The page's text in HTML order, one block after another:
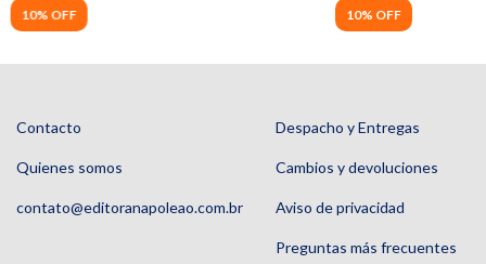
10% OFF 10% OFF
Contacto
Quienes somos
contato@editoranapoleao.com.br
Despacho y Entregas
Cambios y devoluciones
Aviso de privacidad
Preguntas más frecuentes